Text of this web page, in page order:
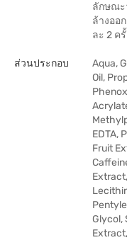
ลักษณะ
ล้างออ
ละ 2 ค
ส่วนประกอบ
Aqua,
Oil,
EDTA,
Fruit
Glycol,